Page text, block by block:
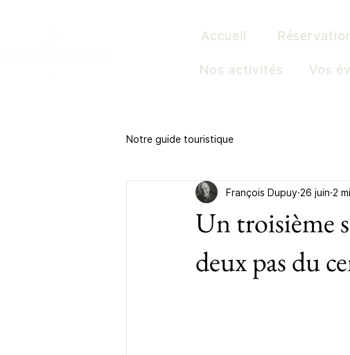
Accueil
Nos activités Vos
Notre guide touristique
Un troisième
deux pas du
François Dupuy 26 juin 2